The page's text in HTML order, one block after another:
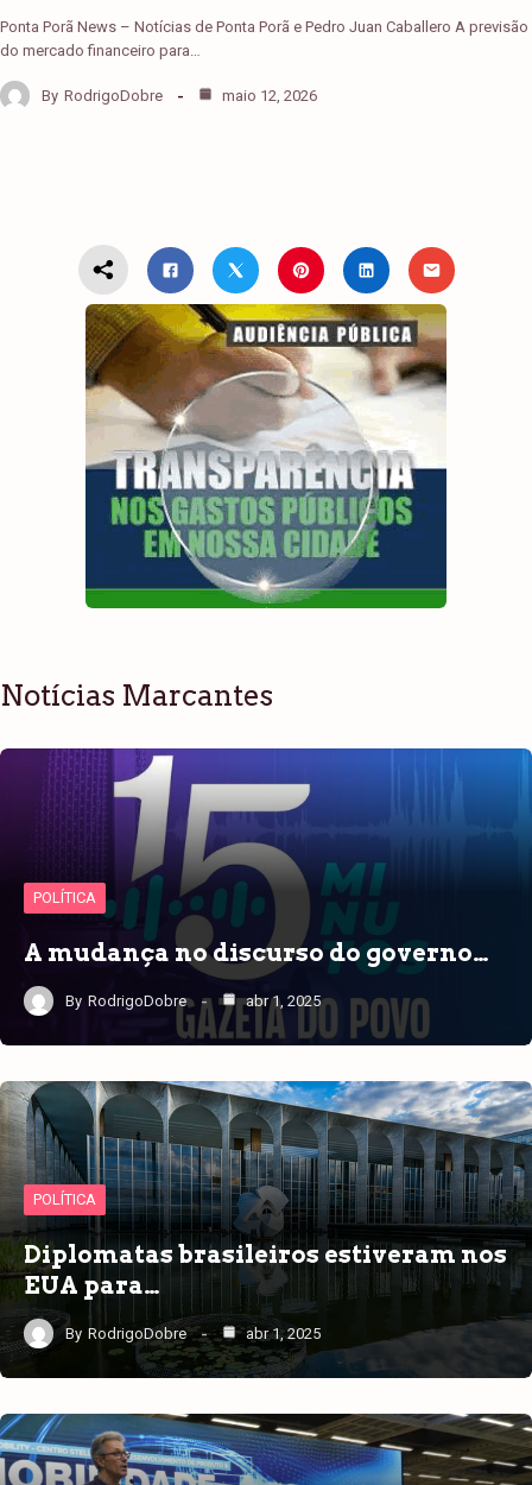
Ponta Porã News – Notícias de Ponta Porã e Pedro Juan Caballero A previsão
do mercado financeiro para…
By RodrigoDobre maio 12, 2026
Notícias Marcantes
POLÍTICA
A mudança no discurso do governo…
By RodrigoDobre abr 1, 2025
POLÍTICA
Diplomatas brasileiros estiveram nos
EUA para…
By RodrigoDobre abr 1, 2025